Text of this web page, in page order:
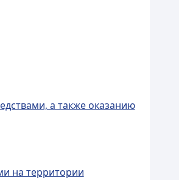
а также оказанию
на территории